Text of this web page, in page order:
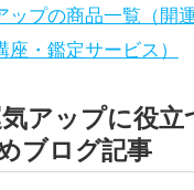
ップの商品一覧（開
・鑑定サービス）
アップに役立
ブログ記事